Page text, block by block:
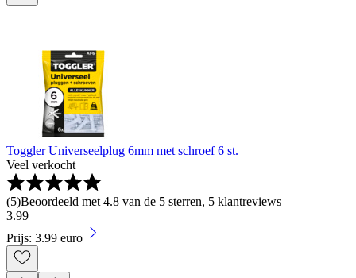
Toggler Universeelplug 6mm met schroef 6 st.
Veel verkocht
(5)Beoordeeld met 4.8 van de 5 sterren, 5 klantreviews
3.99
Prijs: 3.99 euro